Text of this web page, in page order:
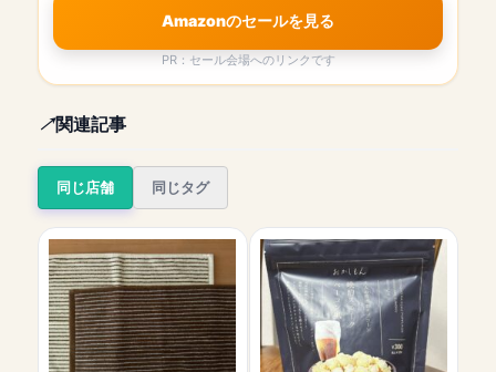
Amazonのセールを見る
PR：セール会場へのリンクです
関連記事
同じ店舗 同じタグ